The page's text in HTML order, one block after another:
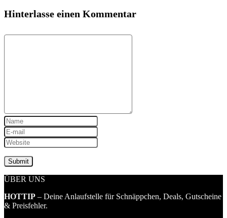
Hinterlasse einen Kommentar
ÜBER UNS
HOTTIP – Deine Anlaufstelle für Schnäppchen, Deals, Gutscheine
& Preisfehler.